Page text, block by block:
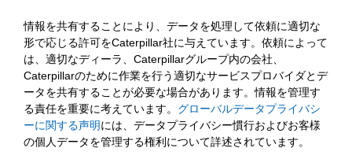
情報を共有することにより、データを処理して依頼に適切な
形で応じる許可をCaterpillar社に与えています。依頼によって
は、適切なディーラ、Caterpillarグループ内の会社、
Caterpillarのために作業を行う適切なサービスプロバイダとデ
ータを共有することが必要な場合があります。情報を管理す
る責任を重要に考えています。 グローバルデータプライバシ
ーに関する声明には、データプライバシー慣行およびお客様
の個人データを管理する権利について詳述されています。